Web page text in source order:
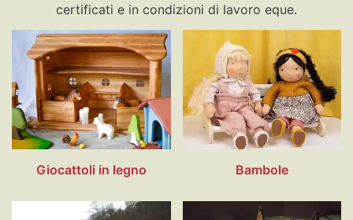
certificati e in condizioni di lavoro eque.
Giocattoli in legno Bambole